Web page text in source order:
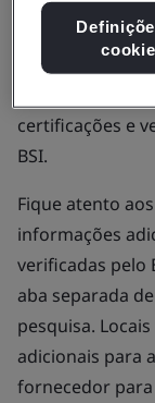
Use o diretório
para validar
certificações e
BSI.
Fique atento
informações
verificadas pelo
aba separada
pesquisa.
adicionais para
fornecedor